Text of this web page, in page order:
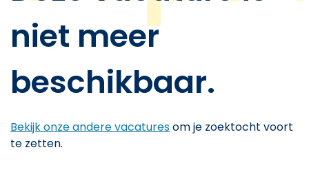
niet meer
beschikbaar.
Bekijk onze andere vacaturesom je zoektocht voort
te zetten.